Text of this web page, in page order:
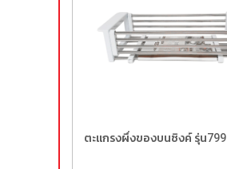
ตะแกรงผึ่งของบนซิงค์ รุ่น799